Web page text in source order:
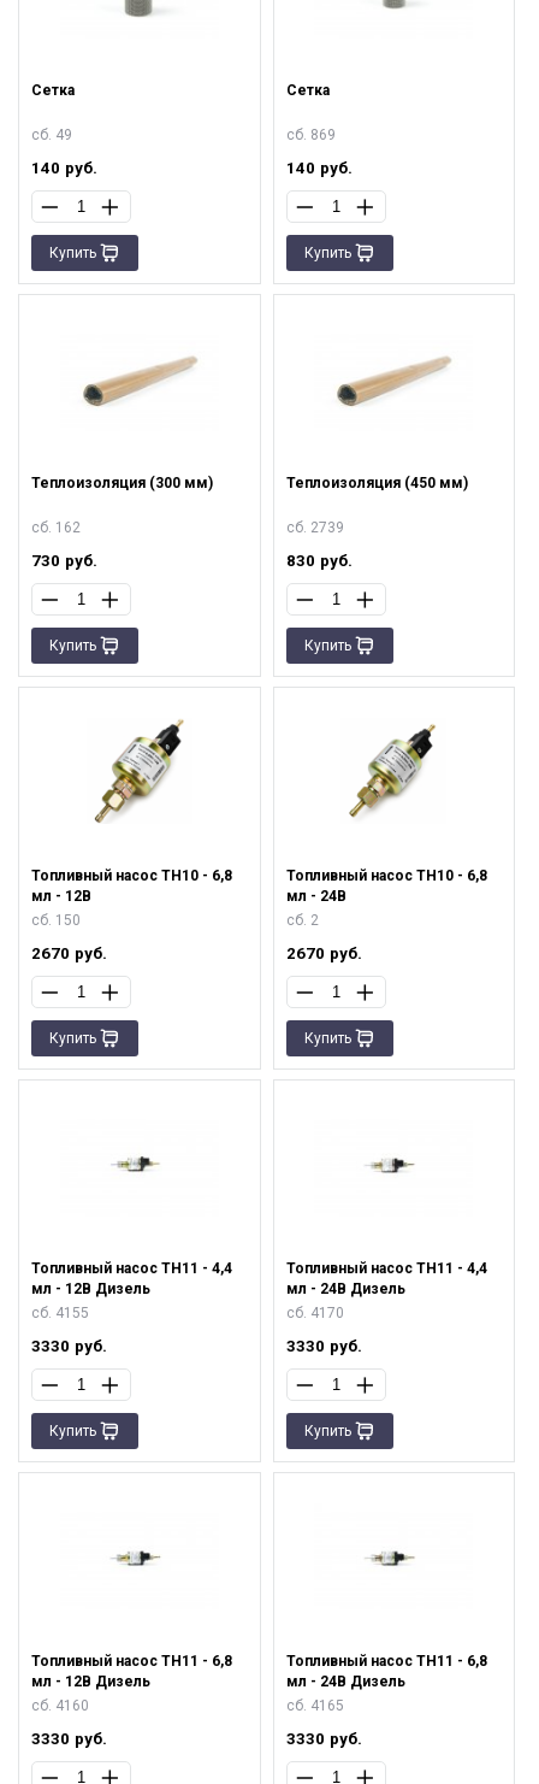
Сетка
сб. 49
140 руб.
Купить
Сетка
сб. 869
140 руб.
Купить
Теплоизоляция (300 мм)
сб. 162
730 руб.
Купить
Теплоизоляция (450 мм)
сб. 2739
830 руб.
Купить
Топливный насос ТН10 - 6,8
мл - 12В
сб. 150
2670 руб.
Купить
Топливный насос ТН10 - 6,8
мл - 24В
сб. 2
2670 руб.
Купить
Топливный насос ТН11 - 4,4
мл - 12В Дизель
сб. 4155
3330 руб.
Купить
Топливный насос ТН11 - 4,4
мл - 24В Дизель
сб. 4170
3330 руб.
Купить
Топливный насос ТН11 - 6,8
мл - 12В Дизель
сб. 4160
3330 руб.
Топливный насос ТН11 - 6,8
мл - 24В Дизель
сб. 4165
3330 руб.